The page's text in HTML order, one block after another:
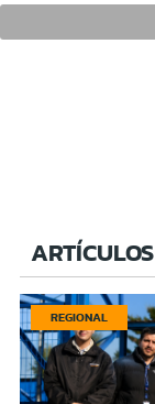
REGIONAL